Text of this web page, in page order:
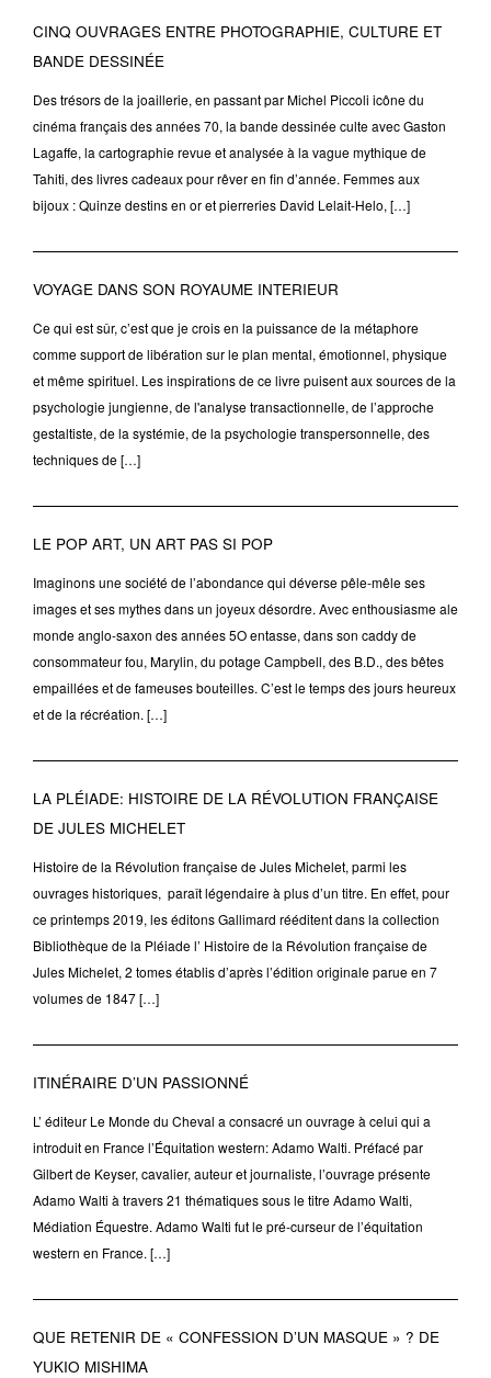
CINQ OUVRAGES ENTRE PHOTOGRAPHIE, CULTURE ET
BANDE DESSINÉE
Des trésors de la joaillerie, en passant par Michel Piccoli icône du
cinéma français des années 70, la bande dessinée culte avec Gaston
Lagaffe, la cartographie revue et analysée à la vague mythique de
Tahiti, des livres cadeaux pour rêver en fin d’année. Femmes aux
bijoux : Quinze destins en or et pierreries David Lelait-Helo, […]
VOYAGE DANS SON ROYAUME INTERIEUR
Ce qui est sûr, c’est que je crois en la puissance de la métaphore
comme support de libération sur le plan mental, émotionnel, physique
et même spirituel. Les inspirations de ce livre puisent aux sources de la
psychologie jungienne, de l'analyse transactionnelle, de l’approche
gestaltiste, de la systémie, de la psychologie transpersonnelle, des
techniques de […]
LE POP ART, UN ART PAS SI POP
Imaginons une société de l’abondance qui déverse pêle-mêle ses
images et ses mythes dans un joyeux désordre. Avec enthousiasme ale
monde anglo-saxon des années 5O entasse, dans son caddy de
consommateur fou, Marylin, du potage Campbell, des B.D., des bêtes
empaillées et de fameuses bouteilles. C’est le temps des jours heureux
et de la récréation. […]
LA PLÉIADE: HISTOIRE DE LA RÉVOLUTION FRANÇAISE
DE JULES MICHELET
Histoire de la Révolution française de Jules Michelet, parmi les
ouvrages historiques, paraît légendaire à plus d’un titre. En effet, pour
ce printemps 2019, les éditons Gallimard rééditent dans la collection
Bibliothèque de la Pléiade l’ Histoire de la Révolution française de
Jules Michelet, 2 tomes établis d’après l’édition originale parue en 7
volumes de 1847 […]
ITINÉRAIRE D’UN PASSIONNÉ
L’ éditeur Le Monde du Cheval a consacré un ouvrage à celui qui a
introduit en France l’Équitation western: Adamo Walti. Préfacé par
Gilbert de Keyser, cavalier, auteur et journaliste, l’ouvrage présente
Adamo Walti à travers 21 thématiques sous le titre Adamo Walti,
Médiation Équestre. Adamo Walti fut le pré-curseur de l’équitation
western en France. […]
QUE RETENIR DE « CONFESSION D’UN MASQUE » ? DE
YUKIO MISHIMA